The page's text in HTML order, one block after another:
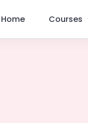
Home Courses